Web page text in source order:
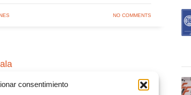
consentimiento
NO COMMENTS